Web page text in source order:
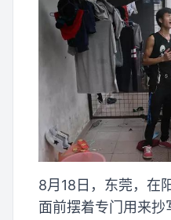
8月18日，东莞，在
面前摆着专门用来